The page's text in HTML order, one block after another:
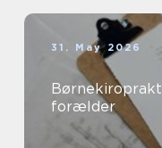
31. May 2026
forælder